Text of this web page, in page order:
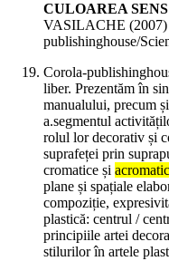
CULOAREA
VASILACHE (2007)
publishinghouse/
Corola-
liber. Prezentăm în
manualului, precum
a.segmentul
rolul lor decorativ și
suprafeței prin
cromatice și
plane și spațiale
compoziție,
plastică: centrul /
principiile artei
stilurilor în artele